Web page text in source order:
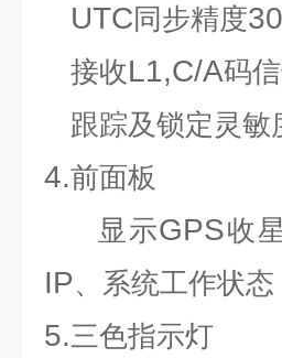
UTC同步精度
接收L1,C/A码
跟踪及锁定灵敏
4.前面板
显示GPS收
IP、系统工作状态
5.三色指示灯